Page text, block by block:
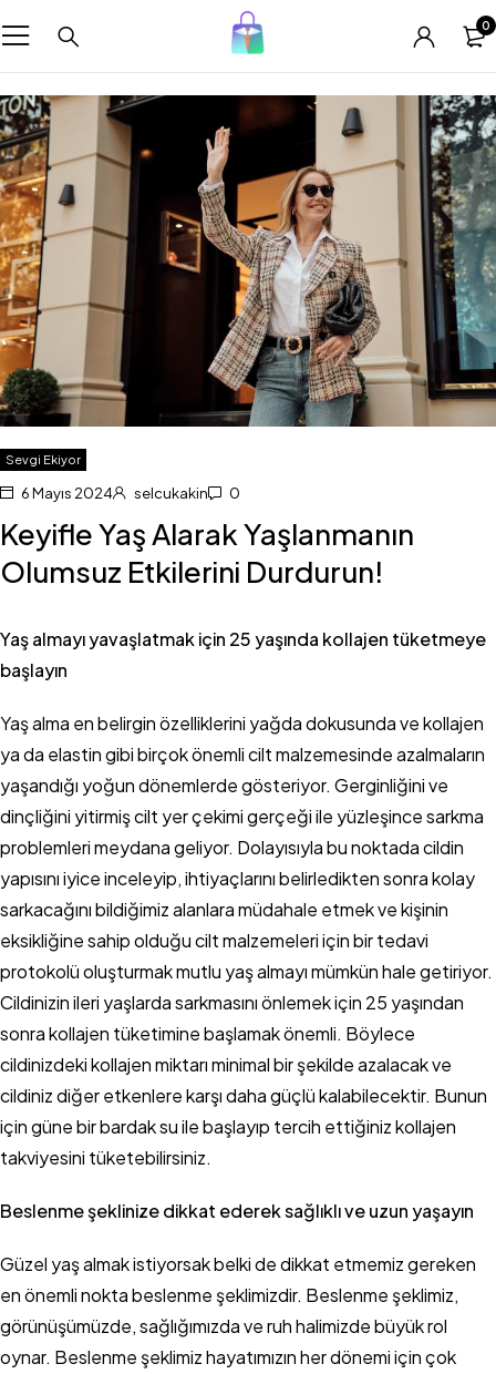
0
Sevgi Ekiyor
6 Mayıs 2024 selcukakin 0
Keyifle Yaş Alarak Yaşlanmanın
Olumsuz Etkilerini Durdurun!
Yaş almayı yavaşlatmak için 25 yaşında kollajen tüketmeye
başlayın
Yaş alma en belirgin özelliklerini yağda dokusunda ve kollajen
ya da elastin gibi birçok önemli cilt malzemesinde azalmaların
yaşandığı yoğun dönemlerde gösteriyor. Gerginliğini ve
dinçliğini yitirmiş cilt yer çekimi gerçeği ile yüzleşince sarkma
problemleri meydana geliyor. Dolayısıyla bu noktada cildin
yapısını iyice inceleyip, ihtiyaçlarını belirledikten sonra kolay
sarkacağını bildiğimiz alanlara müdahale etmek ve kişinin
eksikliğine sahip olduğu cilt malzemeleri için bir tedavi
protokolü oluşturmak mutlu yaş almayı mümkün hale getiriyor.
Cildinizin ileri yaşlarda sarkmasını önlemek için 25 yaşından
sonra kollajen tüketimine başlamak önemli. Böylece
cildinizdeki kollajen miktarı minimal bir şekilde azalacak ve
cildiniz diğer etkenlere karşı daha güçlü kalabilecektir. Bunun
için güne bir bardak su ile başlayıp tercih ettiğiniz kollajen
takviyesini tüketebilirsiniz.
Beslenme şeklinize dikkat ederek sağlıklı ve uzun yaşayın
Güzel yaş almak istiyorsak belki de dikkat etmemiz gereken
en önemli nokta beslenme şeklimizdir. Beslenme şeklimiz,
görünüşümüzde, sağlığımızda ve ruh halimizde büyük rol
oynar. Beslenme şeklimiz hayatımızın her dönemi için çok